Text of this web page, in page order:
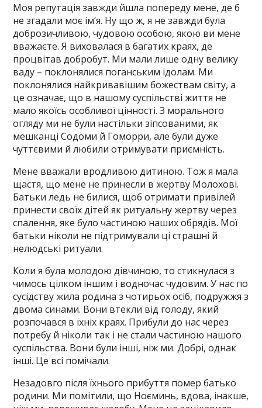
Моя репутація завжди йшла попереду мене, де б
не згадали моє ім’я. Ну що ж, я не завжди була
доброзичливою, чудовою особою, якою ви мене
вважаєте. Я виховалася в багатих краях, де
процвітав добробут. Ми мали лише одну велику
ваду – поклонялися поганським ідолам. Ми
поклонялися найкривавішим божествам світу, а
це означає, що в нашому суспільстві життя не
мало якоїсь особливої цінності. З морального
огляду ми не були настільки зіпсованими, як
мешканці Содоми й Гоморри, але були дуже
чуттєвими й любили отримувати приємність.
Мене вважали вродливою дитиною. Тож я мала
щастя, що мене не принесли в жертву Молохові.
Батьки ледь не билися, щоб отримати привілей
принести своїх дітей як ритуальну жертву через
спалення, яке було частиною наших обрядів. Мої
батьки ніколи не підтримували ці страшні й
нелюдські ритуали.
Коли я була молодою дівчиною, то стикнулася з
чимось цілком іншим і водночас чудовим. У нас по
сусідству жила родина з чотирьох осіб, подружжя з
двома синами. Вони втекли від голоду, який
розпочався в їхніх краях. Прибули до нас через
потребу й ніколи так і не стали частиною нашого
суспільства. Вони були інші, ніж ми. Добрі, однак
інші. Це всі помічали.
Незадовго після їхнього прибуття помер батько
родини. Ми помітили, що Ноєминь, вдова, інакше,